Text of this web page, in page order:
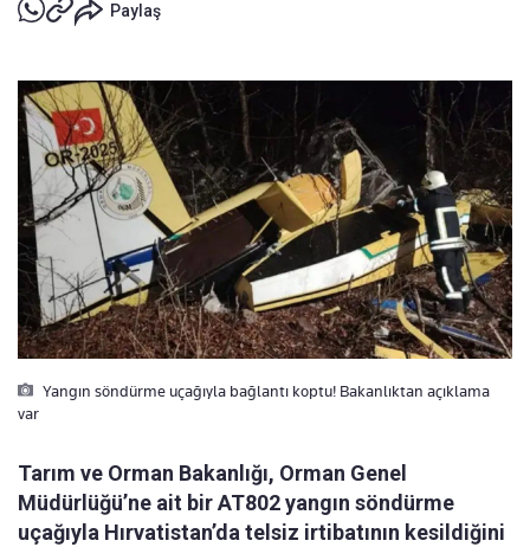
Paylaş
Yangın söndürme uçağıyla bağlantı koptu! Bakanlıktan açıklama
var
Tarım ve Orman Bakanlığı, Orman Genel
Müdürlüğü’ne ait bir AT802 yangın söndürme
uçağıyla Hırvatistan’da telsiz irtibatının kesildiğini